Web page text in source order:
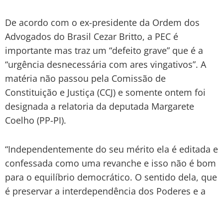
De acordo com o ex-presidente da Ordem dos
Advogados do Brasil Cezar Britto, a PEC é
importante mas traz um “defeito grave” que é a
“urgência desnecessária com ares vingativos”. A
matéria não passou pela Comissão de
Constituição e Justiça (CCJ) e somente ontem foi
designada a relatoria da deputada Margarete
Coelho (PP-PI).
“Independentemente do seu mérito ela é editada e
confessada como uma revanche e isso não é bom
para o equilíbrio democrático. O sentido dela, que
é preservar a interdependência dos Poderes e a